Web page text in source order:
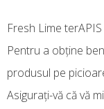
Fresh Lime
Pentru a obține
produsul pe
Asigurați-vă că vă